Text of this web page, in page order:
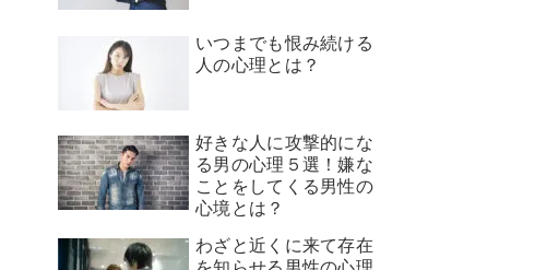
いつまでも恨み続ける
人の心理とは？
好きな人に攻撃的にな
る男の心理５選！嫌な
ことをしてくる男性の
心境とは？
わざと近くに来て存在